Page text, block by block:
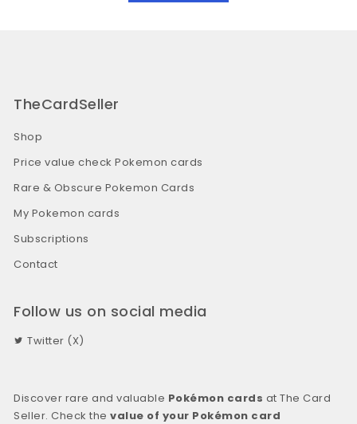
TheCardSeller
Shop
Price value check Pokemon cards
Rare & Obscure Pokemon Cards
My Pokemon cards
Subscriptions
Contact
Follow us on social media
Twitter (X)
Discover rare and valuable Pokémon cards at The Card
Seller. Check thevalue of your Pokémon card